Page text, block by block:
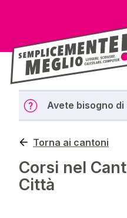
Avete bisogno di
Torna ai cantoni
Corsi nel
Città